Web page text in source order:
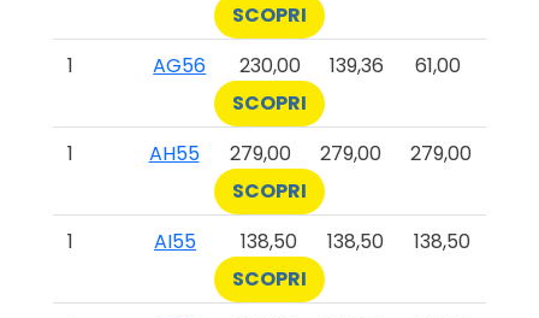
SCOPRI
1
AG56 230,00 139,36
61,00
SCOPRI
1
AH55 279,00 279,00
279,00
SCOPRI
1
AI55 138,50 138,50
138,50
SCOPRI